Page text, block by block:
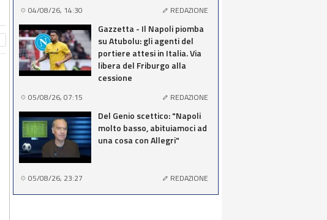
04/08/26, 14:30 REDAZIONE
Gazzetta - Il Napoli piomba
su Atubolu: gli agenti del
portiere attesi in Italia. Via
libera del Friburgo alla
cessione
05/08/26, 07:15 REDAZIONE
Del Genio scettico: "Napoli
molto basso, abituiamoci ad
una cosa con Allegri"
05/08/26, 23:27 REDAZIONE